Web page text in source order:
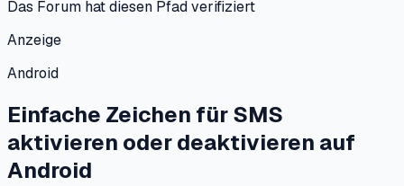
Das Forum hat diesen Pfad verifiziert
Anzeige
Android
Einfache Zeichen für SMS
aktivieren oder deaktivieren auf
Android